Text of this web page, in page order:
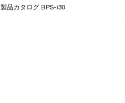
製品カタログ BPS-i30